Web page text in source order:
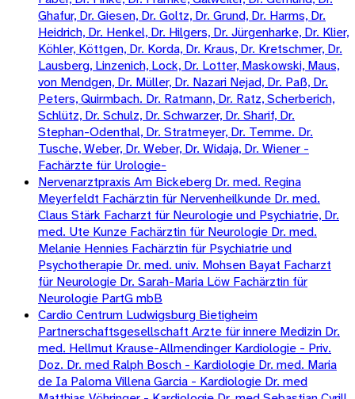
Ghafur, Dr. Giesen, Dr. Goltz, Dr. Grund, Dr. Harms, Dr.
Heidrich, Dr. Henkel, Dr. Hilgers, Dr. Jürgenharke, Dr. Klier,
Köhler, Köttgen, Dr. Korda, Dr. Kraus, Dr. Kretschmer, Dr.
Lausberg, Linzenich, Lock, Dr. Lotter, Maskowski, Maus,
von Mendgen, Dr. Müller, Dr. Nazari Nejad, Dr. Paß, Dr.
Peters, Quirmbach. Dr. Ratmann, Dr. Ratz, Scherberich,
Schlütz, Dr. Schulz, Dr. Schwarzer, Dr. Sharif, Dr.
Stephan-Odenthal, Dr. Stratmeyer, Dr. Temme. Dr.
Tusche, Weber, Dr. Weber, Dr. Widaja, Dr. Wiener -
Fachärzte für Urologie-
Nervenarztpraxis Am Bickeberg Dr. med. Regina
Meyerfeldt Fachärztin für Nervenheilkunde Dr. med.
Claus Stärk Facharzt für Neurologie und Psychiatrie, Dr.
med. Ute Kunze Fachärztin für Neurologie Dr. med.
Melanie Hennies Fachärztin für Psychiatrie und
Psychotherapie Dr. med. univ. Mohsen Bayat Facharzt
für Neurologie Dr. Sarah-Maria Löw Fachärztin für
Neurologie PartG mbB
Cardio Centrum Ludwigsburg Bietigheim
Partnerschaftsgesellschaft Arzte für innere Medizin Dr.
med. Hellmut Krause-Allmendinger Kardiologie - Priv.
Doz. Dr. med Ralph Bosch - Kardiologie Dr. med. Maria
de Ia Paloma Villena Garcia - Kardiologie Dr. med